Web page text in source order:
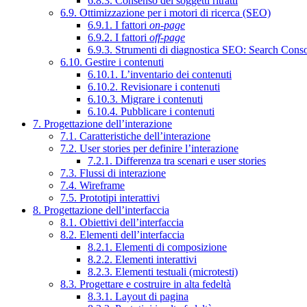
6.9. Ottimizzazione per i motori di ricerca (SEO)
6.9.1. I fattori on-page
6.9.2. I fattori off-page
6.9.3. Strumenti di diagnostica SEO: Search
6.10. Gestire i contenuti
6.10.1. L’inventario dei contenuti
6.10.2. Revisionare i contenuti
6.10.3. Migrare i contenuti
6.10.4. Pubblicare i contenuti
7. Progettazione dell’interazione
7.1. Caratteristiche dell’interazione
7.2. User stories per definire l’interazione
7.2.1. Differenza tra scenari e user stories
7.3. Flussi di interazione
7.4. Wireframe
7.5. Prototipi interattivi
8. Progettazione dell’interfaccia
8.1. Obiettivi dell’interfaccia
8.2. Elementi dell’interfaccia
8.2.1. Elementi di composizione
8.2.2. Elementi interattivi
8.2.3. Elementi testuali (microtesti)
8.3. Progettare e costruire in alta fedeltà
8.3.1. Layout di pagina